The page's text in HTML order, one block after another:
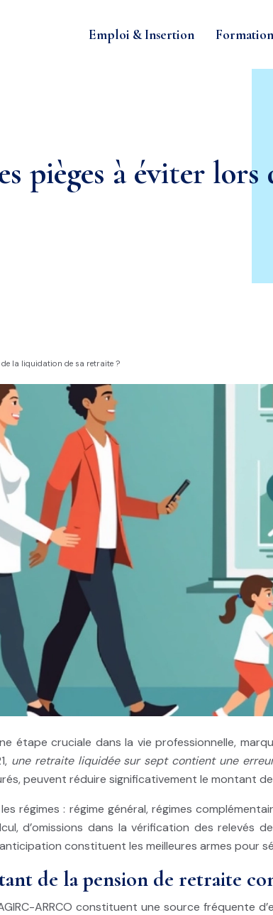
Emploi & Insertion
pièges à éviter
la liquidation de sa retraite ?
étape cruciale dans la vie professionnelle,
une retraite liquidée sur sept contient une
peuvent réduire significativement le montant
régimes : régime général, régimes
d’omissions dans la vérification des
constituent les meilleures armes
de la pension de retraite
ARRCO constituent une source fréquente